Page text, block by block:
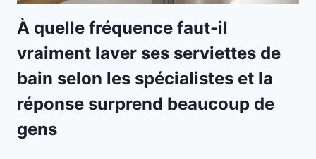
À quelle fréquence faut-il
vraiment laver ses serviettes de
bain selon les spécialistes et la
réponse surprend beaucoup de
gens